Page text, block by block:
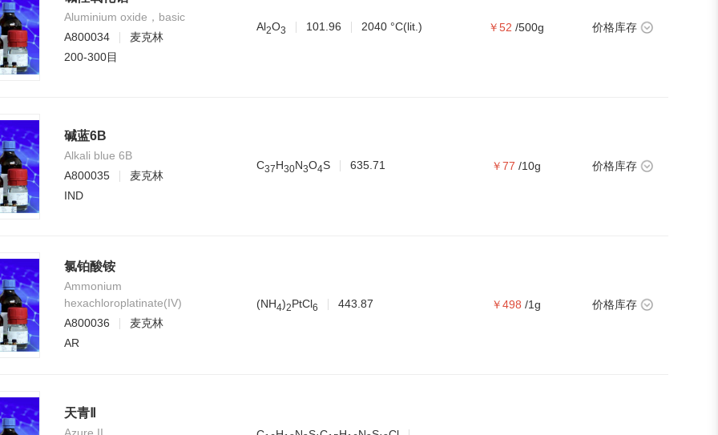
Aluminium oxide，basic
A800034
麦克林
200-300目
Al2O3 101.96 2040 °C(lit.) ￥52 /500g 价格库存
碱蓝6B
Alkali blue 6B
A800035
麦克林
IND
C37H30N3O4S 635.71 ￥77 /10g 价格库存
氯铂酸铵
Ammonium
hexachloroplatinate(IV)
A800036
麦克林
AR
(NH4)2PtCl6 443.87 ￥498 /1g 价格库存
天青Ⅱ